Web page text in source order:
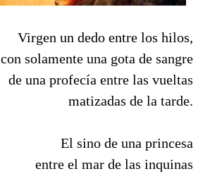
Virgen un dedo entre los hilos,
con solamente una gota de sangre
de una profecía entre las vueltas
matizadas de la tarde.
El sino de una princesa
entre el mar de las inquinas